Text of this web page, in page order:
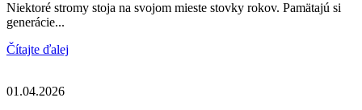
Niektoré stromy stoja na svojom mieste stovky rokov. Pamätajú si
generácie...
Čítajte ďalej
01.04.2026